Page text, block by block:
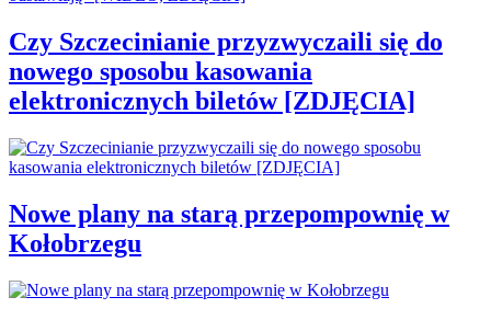
Czy Szczecinianie przyzwyczaili się do
nowego sposobu kasowania
elektronicznych biletów [ZDJĘCIA]
Nowe plany na starą przepompownię w
Kołobrzegu